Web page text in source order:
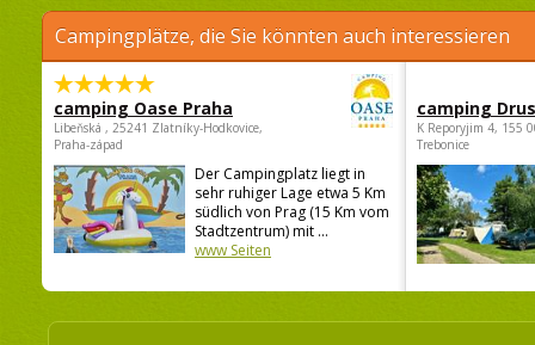
Campingplätze, die Sie könnten auch interessieren
camping Oase Praha
Libeňská , 25241 Zlatníky-Hodkovice,
Praha-západ
Der Campingplatz liegt in
sehr ruhiger Lage etwa 5 Km
südlich von Prag (15 Km vom
Stadtzentrum) mit ...
www Seiten
camping
K Reporyjim 4, 155
Trebonice